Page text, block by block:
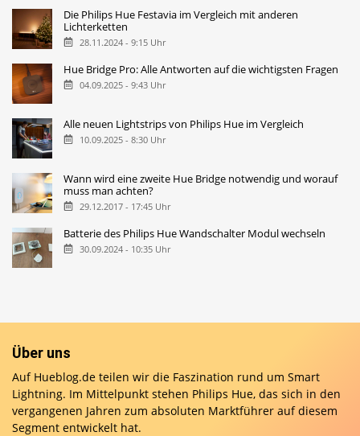
Die Philips Hue Festavia im Vergleich mit anderen
Lichterketten
28.11.2024 - 9:15 Uhr
Hue Bridge Pro: Alle Antworten auf die wichtigsten Fragen
04.09.2025 - 9:43 Uhr
Alle neuen Lightstrips von Philips Hue im Vergleich
10.09.2025 - 8:30 Uhr
Wann wird eine zweite Hue Bridge notwendig und worauf
muss man achten?
29.12.2017 - 17:45 Uhr
Batterie des Philips Hue Wandschalter Modul wechseln
30.09.2024 - 10:35 Uhr
Über uns
Auf Hueblog.de teilen wir die Faszination rund um Smart
Lightning. Im Mittelpunkt stehen Philips Hue, das sich in den
vergangenen Jahren zum absoluten Marktführer auf diesem
Segment entwickelt hat.